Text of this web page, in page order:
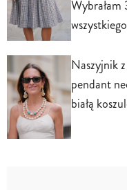
Wybrałam
wszystkiego
Naszyjnik
pendant
białą